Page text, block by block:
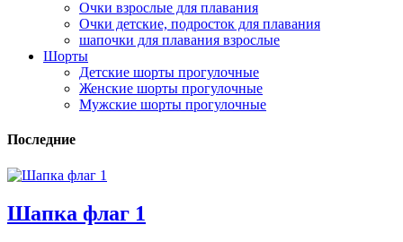
Очки взрослые для плавания
Очки детские, подросток для плавания
шапочки для плавания взрослые
Шорты
Детские шорты прогулочные
Женские шорты прогулочные
Мужские шорты прогулочные
Последние
Шапка флаг 1